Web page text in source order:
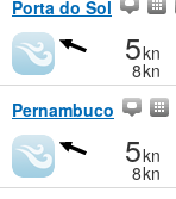
Porta do Sol
5kn
8kn
Pernambuco
5kn
8kn